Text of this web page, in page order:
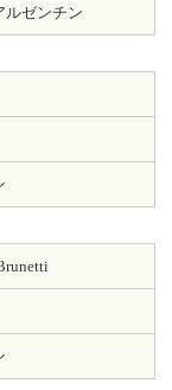
ゼンチン